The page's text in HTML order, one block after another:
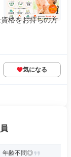
格をお持ちの方
気になる
年齢不問◎